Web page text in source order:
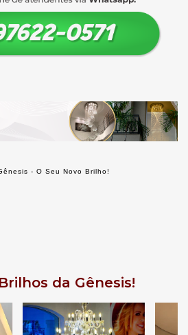
- O Seu Novo Brilho!
da Gênesis!